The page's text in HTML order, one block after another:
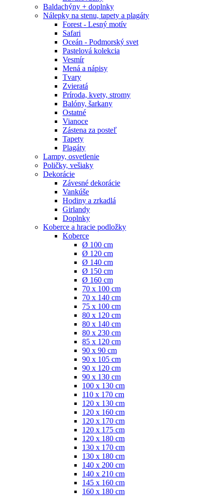
Baldachýny + doplnky
Nálepky na stenu, tapety a plagáty
Forest - Lesný motív
Safari
Oceán - Podmorský svet
Pastelová kolekcia
Vesmír
Mená a nápisy
Tvary
Zvieratá
Príroda, kvety, stromy
Balóny, šarkany
Ostatné
Vianoce
Zástena za posteľ
Tapety
Plagáty
Lampy, osvetlenie
Poličky, vešiaky
Dekorácie
Závesné dekorácie
Vankúše
Hodiny a zrkadlá
Girlandy
Doplnky
Koberce a hracie podložky
Koberce
Ø 100 cm
Ø 120 cm
Ø 140 cm
Ø 150 cm
Ø 160 cm
70 x 100 cm
70 x 140 cm
75 x 100 cm
80 x 120 cm
80 x 140 cm
80 x 230 cm
85 x 120 cm
90 x 90 cm
90 x 105 cm
90 x 120 cm
90 x 130 cm
100 x 130 cm
110 x 170 cm
120 x 130 cm
120 x 160 cm
120 x 170 cm
120 x 175 cm
120 x 180 cm
130 x 170 cm
130 x 180 cm
140 x 200 cm
140 x 210 cm
145 x 160 cm
160 x 180 cm